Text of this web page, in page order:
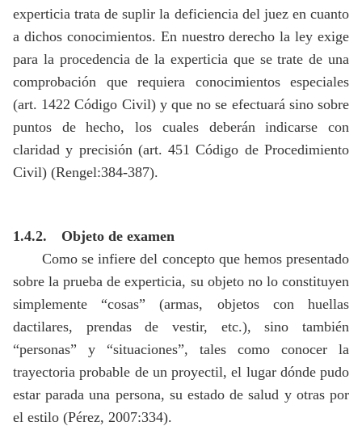
experticia trata de suplir la deficiencia del juez en cuanto
a dichos conocimientos. En nuestro derecho la ley exige
para la procedencia de la experticia que se trate de una
comprobación que requiera conocimientos especiales
(art. 1422 Código Civil) y que no se efectuará sino sobre
puntos de hecho, los cuales deberán indicarse con
claridad y precisión (art. 451 Código de Procedimiento
Civil) (Rengel:384-387).
1.4.2.
Objeto de examen
Como se infiere del concepto que hemos presentado
sobre la prueba de experticia, su objeto no lo constituyen
simplemente “cosas” (armas, objetos con huellas
dactilares, prendas de vestir, etc.), sino también
“personas” y “situaciones”, tales como conocer la
trayectoria probable de un proyectil, el lugar dónde pudo
estar parada una persona, su estado de salud y otras por
el estilo (Pérez, 2007:334).